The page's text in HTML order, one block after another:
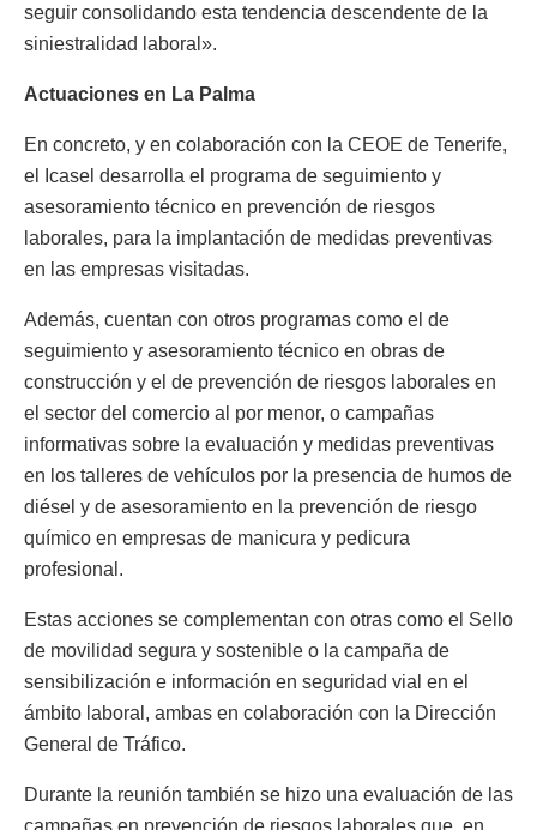
seguir consolidando esta tendencia descendente de la
siniestralidad laboral».
Actuaciones en La Palma
En concreto, y en colaboración con la CEOE de Tenerife,
el Icasel desarrolla el programa de seguimiento y
asesoramiento técnico en prevención de riesgos
laborales, para la implantación de medidas preventivas
en las empresas visitadas.
Además, cuentan con otros programas como el de
seguimiento y asesoramiento técnico en obras de
construcción y el de prevención de riesgos laborales en
el sector del comercio al por menor, o campañas
informativas sobre la evaluación y medidas preventivas
en los talleres de vehículos por la presencia de humos de
diésel y de asesoramiento en la prevención de riesgo
químico en empresas de manicura y pedicura
profesional.
Estas acciones se complementan con otras como el Sello
de movilidad segura y sostenible o la campaña de
sensibilización e información en seguridad vial en el
ámbito laboral, ambas en colaboración con la Dirección
General de Tráfico.
Durante la reunión también se hizo una evaluación de las
campañas en prevención de riesgos laborales que, en